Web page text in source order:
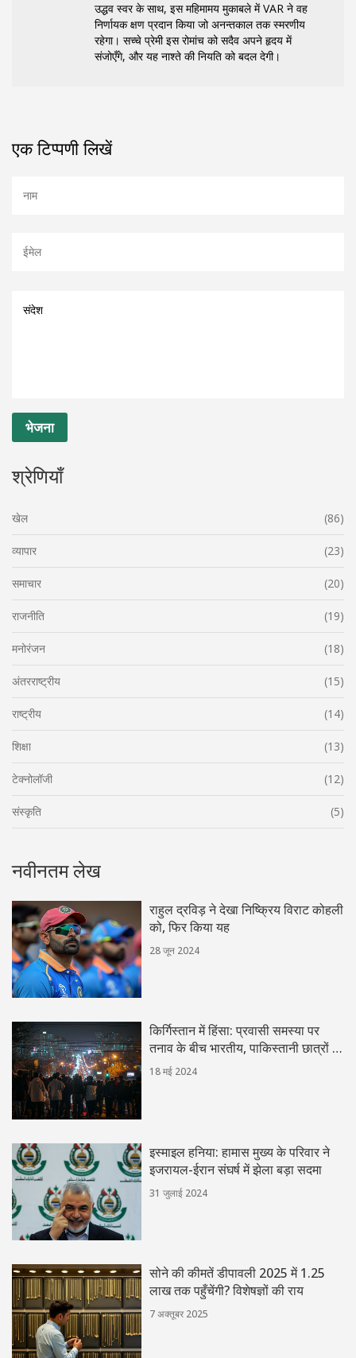
उद्धव स्वर के साथ, इस महिमामय मुकाबले में VAR ने वह
निर्णायक क्षण प्रदान किया जो अनन्तकाल तक स्मरणीय
रहेगा। सच्चे प्रेमी इस रोमांच को सदैव अपने हृदय में
संजोएँगे, और यह नाश्ते की नियति को बदल देगी।
एक टिप्पणी लिखें
श्रेणियाँ
खेल (86)
व्यापार (23)
समाचार (20)
राजनीति (19)
मनोरंजन (18)
अंतरराष्ट्रीय (15)
राष्ट्रीय (14)
शिक्षा (13)
टेक्नोलॉजी (12)
संस्कृति (5)
नवीनतम लेख
राहुल द्रविड़ ने देखा निष्क्रिय विराट कोहली
को, फिर किया यह
28 जून 2024
किर्गिस्तान में हिंसा: प्रवासी समस्या पर
तनाव के बीच भारतीय, पाकिस्तानी छात्रों के
हॉस्टल निशाना
18 मई 2024
इस्माइल हनिया: हामास मुख्य के परिवार ने
इजरायल-ईरान संघर्ष में झेला बड़ा सदमा
31 जुलाई 2024
सोने की कीमतें डीपावली 2025 में 1.25
लाख तक पहुँचेंगी? विशेषज्ञों की राय
7 अक्तूबर 2025